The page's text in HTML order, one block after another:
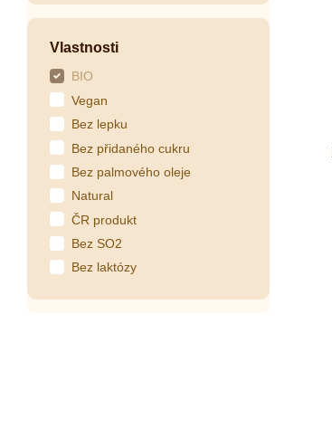
Vlastnosti
BIO
Vegan
Bez lepku
Bez přidaného cukru
Bez palmového oleje
Natural
ČR produkt
Bez SO2
Bez laktózy